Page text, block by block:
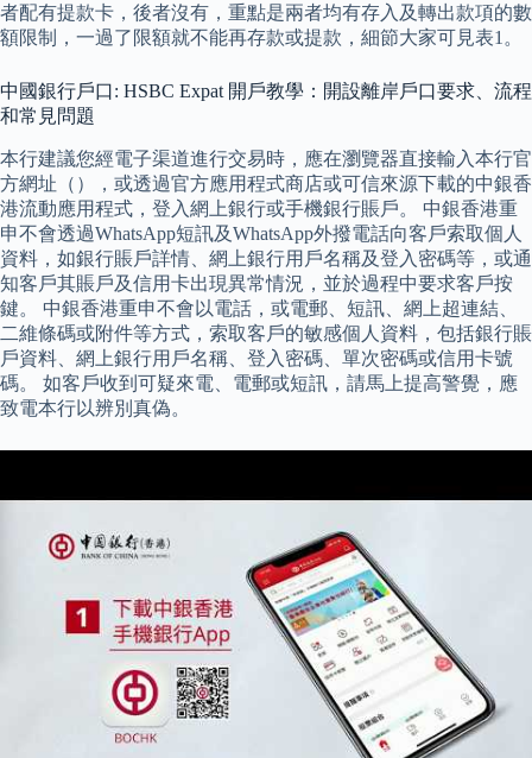
者配有提款卡，後者沒有，重點是兩者均有存入及轉出款項的數
額限制，一過了限額就不能再存款或提款，細節大家可見表1。
中國銀行戶口: HSBC Expat 開戶教學：開設離岸戶口要求、流程
和常見問題
本行建議您經電子渠道進行交易時，應在瀏覽器直接輸入本行官
方網址（），或透過官方應用程式商店或可信來源下載的中銀香
港流動應用程式，登入網上銀行或手機銀行賬戶。 中銀香港重
申不會透過WhatsApp短訊及WhatsApp外撥電話向客戶索取個人
資料，如銀行賬戶詳情、網上銀行用戶名稱及登入密碼等，或通
知客戶其賬戶及信用卡出現異常情況，並於過程中要求客戶按
鍵。 中銀香港重申不會以電話，或電郵、短訊、網上超連結、
二維條碼或附件等方式，索取客戶的敏感個人資料，包括銀行賬
戶資料、網上銀行用戶名稱、登入密碼、單次密碼或信用卡號
碼。 如客戶收到可疑來電、電郵或短訊，請馬上提高警覺，應
致電本行以辨別真偽。